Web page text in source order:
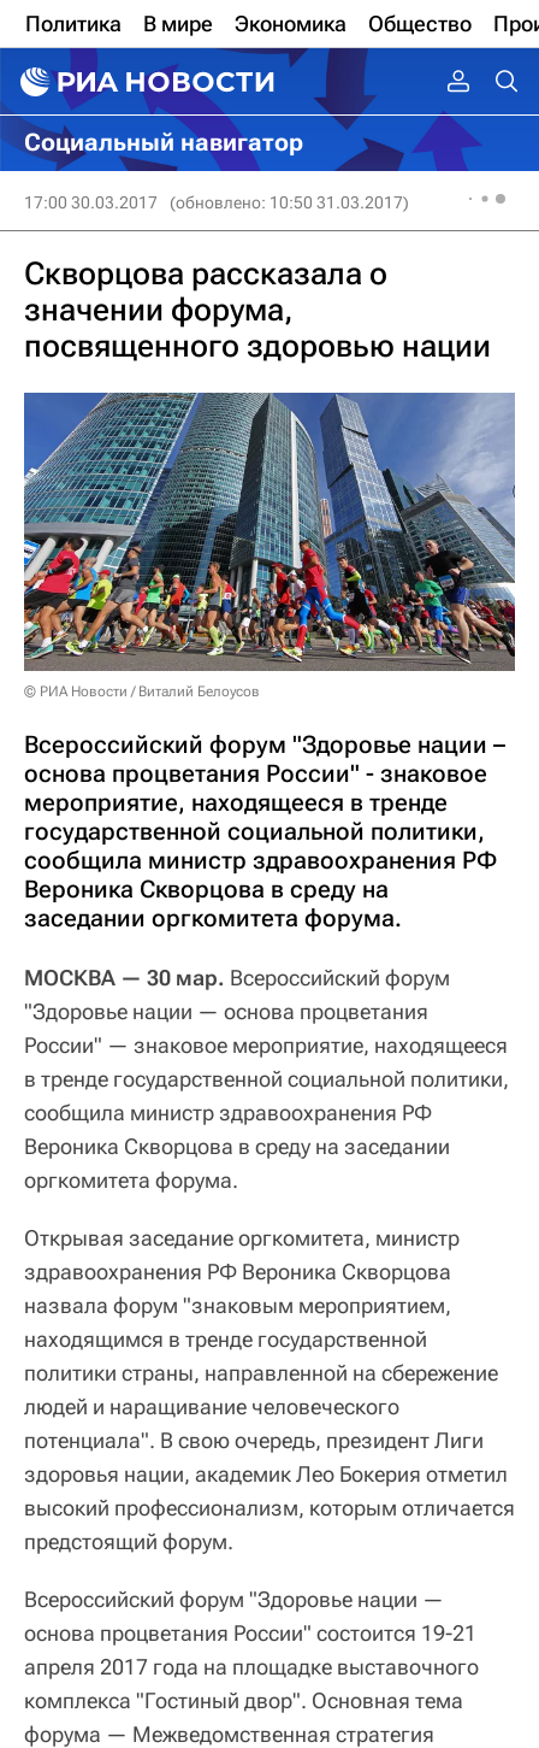
Политика В мире Экономика Общество
Социальный навигатор
17:00 30.03.2017 (обновлено: 10:50 31.03.2017)
Скворцова рассказала о
значении форума,
посвященного здоровью нации
© РИА Новости / Виталий Белоусов
Всероссийский форум "Здоровье нации –
основа процветания России" - знаковое
мероприятие, находящееся в тренде
государственной социальной политики,
сообщила министр здравоохранения РФ
Вероника Скворцова в среду на
заседании оргкомитета форума.
МОСКВА — 30 мар. Всероссийский форум
"Здоровье нации — основа процветания
России" — знаковое мероприятие, находящееся
в тренде государственной социальной политики,
сообщила министр здравоохранения РФ
Вероника Скворцова в среду на заседании
оргкомитета форума.
Открывая заседание оргкомитета, министр
здравоохранения РФ Вероника Скворцова
назвала форум "знаковым мероприятием,
находящимся в тренде государственной
политики страны, направленной на сбережение
людей и наращивание человеческого
потенциала". В свою очередь, президент Лиги
здоровья нации, академик Лео Бокерия отметил
высокий профессионализм, которым отличается
предстоящий форум.
Всероссийский форум "Здоровье нации —
основа процветания России" состоится 19-21
апреля 2017 года на площадке выставочного
комплекса "Гостиный двор". Основная тема
форума — Межведомственная стратегия